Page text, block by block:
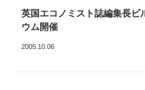
英国エコノミスト誌編集長
ウム開催
2005.10.06